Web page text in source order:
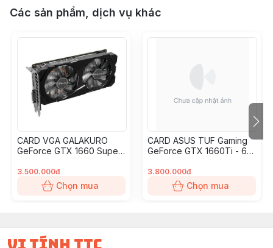
Các sản phẩm, dịch vụ khác
CARD VGA GALAKURO
GeForce GTX 1660 Super
3.500.000đ
Chọn mua
CARD ASUS TUF Gaming
GeForce GTX 1660Ti - 6G
3.800.000đ
Chọn mua